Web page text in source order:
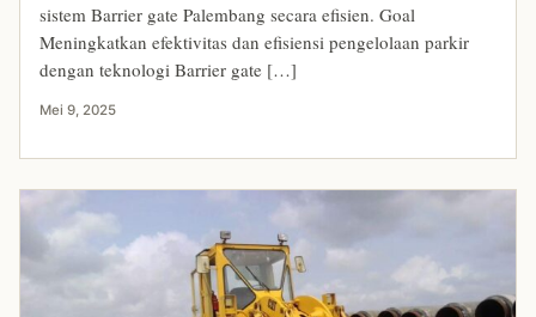
sistem Barrier gate Palembang secara efisien. Goal
Meningkatkan efektivitas dan efisiensi pengelolaan parkir
dengan teknologi Barrier gate […]
Mei 9, 2025